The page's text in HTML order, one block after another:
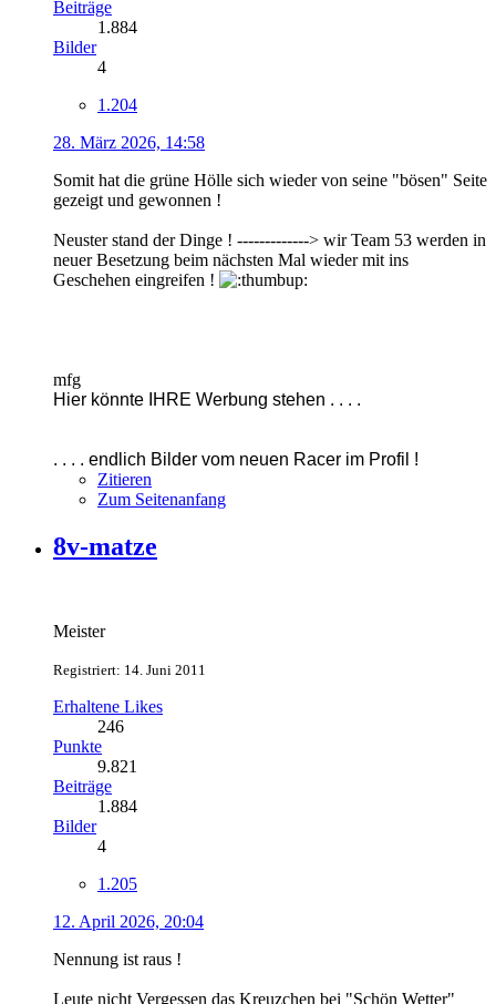
Beiträge
1.884
Bilder
4
1.204
28. März 2026, 14:58
Somit hat die grüne Hölle sich wieder von seine "bösen" Seite
gezeigt und gewonnen !
Neuster stand der Dinge ! -------------> wir Team 53 werden in
neuer Besetzung beim nächsten Mal wieder mit ins
Geschehen eingreifen !
mfg
Hier könnte IHRE Werbung stehen . . . .
. . . . endlich Bilder vom neuen Racer im Profil !
Zitieren
Zum Seitenanfang
8v-matze
Meister
Registriert: 14. Juni 2011
Erhaltene Likes
246
Punkte
9.821
Beiträge
1.884
Bilder
4
1.205
12. April 2026, 20:04
Nennung ist raus !
Leute nicht Vergessen das Kreuzchen bei "Schön Wetter"